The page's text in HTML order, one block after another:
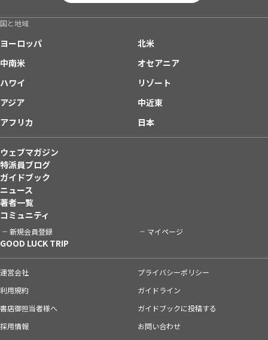
国と地域
ヨーロッパ
北米
中南米
オセアニア
ハワイ
リゾート
アジア
中近東
アフリカ
日本
ウェブマガジン
特派員ブログ
ガイドブック
ニュース
著者一覧
コミュニティ
新規会員登録 マイページ
GOOD LUCK TRIP
運営会社
プライバシーポリシー
利用規約
ガイドライン
書店御担当者様へ
ガイドブックに投稿する
採用情報
お問い合わせ